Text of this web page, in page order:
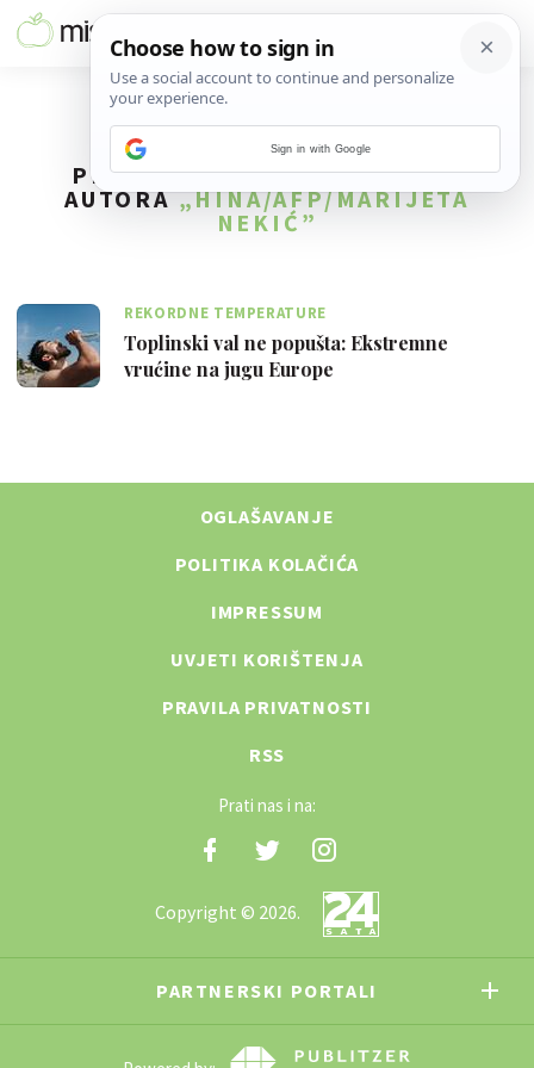
PRONAĐENO1REZULTATA ZA
AUTORA„HINA/AFP/MARIJETA
NEKIĆ”
REKORDNE TEMPERATURE
Toplinski val ne popušta: Ekstremne
vrućine na jugu Europe
OGLAŠAVANJE
POLITIKA KOLAČIĆA
IMPRESSUM
UVJETI KORIŠTENJA
PRAVILA PRIVATNOSTI
RSS
Prati nas i na:
Copyright © 2026.
PARTNERSKI PORTALI
Sign in with Google